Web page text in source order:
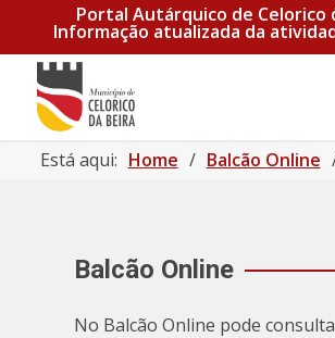
Portal Autárquico de Celorico
Informação atualizada da
Está aqui: Home / Balcão Online
Balcão Online
No Balcão Online pode